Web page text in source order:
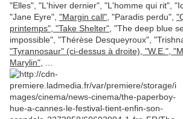
"Elles", "L'hiver dernier", "L'homme qui rit",
"Jane Eyre", "Margin call" , "Paradis perdu",
printemps", "Take Shelter" , "The deep blue
impossible", "Thérèse Desqueyroux",
"Tyrannosaur" (ci-dessus à droite), "W.E.",
Marylin",